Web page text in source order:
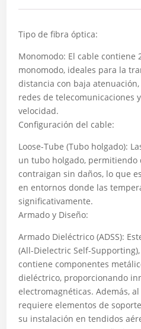
Tipo de fibra óptica:
Monomodo: El cable contiene
monomodo, ideales para la
distancia con baja
redes de telecomunicaciones
velocidad.
Configuración del cable:
Loose-Tube (Tubo holgado):
un tubo holgado, permitiendo
contraigan sin daños, lo que
en entornos donde las
significativamente.
Armado y Diseño:
Armado Dieléctrico (ADSS):
(All-Dielectric Self-
contiene componentes
dieléctrico, proporcionando
electromagnéticas. Además,
requiere elementos de
su instalación en tendidos